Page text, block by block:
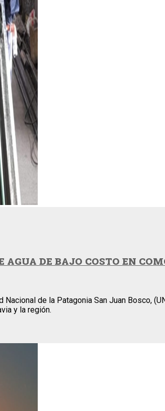
DE BAJO COSTO EN
de la Patagonia San Juan Bosco,
y la región.